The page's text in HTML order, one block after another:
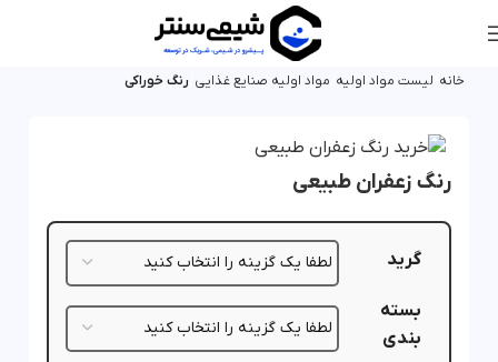
خانه لیست مواد اولیه مواد اولیه صنایع غذایی رنگ خوراکی
رنگ زعفران طبیعی
گرید
بسته
بندی